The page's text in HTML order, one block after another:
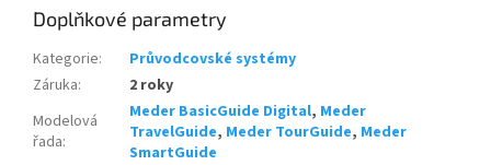
Doplňkové parametry
Kategorie:
Průvodcovské systémy
Záruka:
2 roky
Modelová
řada:
Meder BasicGuide Digital, Meder
TravelGuide, Meder TourGuide, Meder
SmartGuide